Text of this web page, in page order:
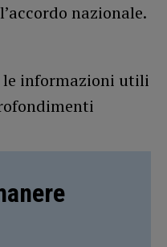
nazionale.
informazioni utili